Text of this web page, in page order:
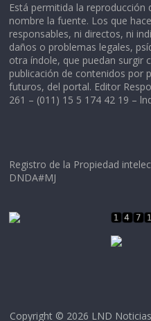
Está permitida la
nombre la fuente. Los que
responsables, ni directos, ni
daños o problemas legales,
otra índole, que puedan surgir
publicación de contenidos por
futuros, del portal. Editor
261 – (011) 15 5 174 42 19 –
Registro de la Propiedad
DNDA#MJ
Copyright © 2026 LND Noticias